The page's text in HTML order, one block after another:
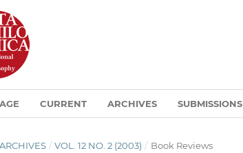
CURRENT ARCHIVES SUBMISSIONS
ARCHIVES / VOL. 12 NO. 2 (2003) / Book Reviews